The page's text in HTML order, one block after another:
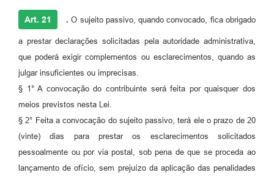
Art. 21 . O sujeito passivo, quando convocado, fica obrigado
a prestar declarações solicitadas pela autoridade administrativa,
que poderá exigir complementos ou esclarecimentos, quando as
julgar insuficientes ou imprecisas.
§ 1° A convocação do contribuinte será feita por quaisquer dos
meios previstos nesta Lei.
§ 2° Feita a convocação do sujeito passivo, terá ele o prazo de 20
(vinte) dias para prestar os esclarecimentos solicitados
pessoalmente ou por via postal, sob pena de que se proceda ao
lançamento de ofício, sem prejuízo da aplicação das penalidades